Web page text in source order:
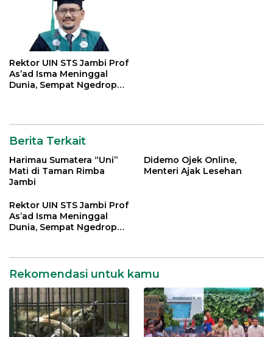
Rektor UIN STS Jambi Prof
As’ad Isma Meninggal
Dunia, Sempat Ngedrop
Berita Terkait
Harimau Sumatera “Uni”
Mati di Taman Rimba
Jambi
Didemo Ojek Online,
Menteri Ajak Lesehan
Rektor UIN STS Jambi Prof
As’ad Isma Meninggal
Dunia, Sempat Ngedrop
Rekomendasi untuk kamu